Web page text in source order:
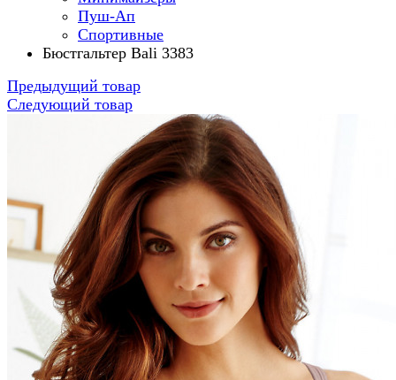
Пуш-Ап
Спортивные
Бюстгальтер Bali 3383
Предыдущий товар
Следующий товар